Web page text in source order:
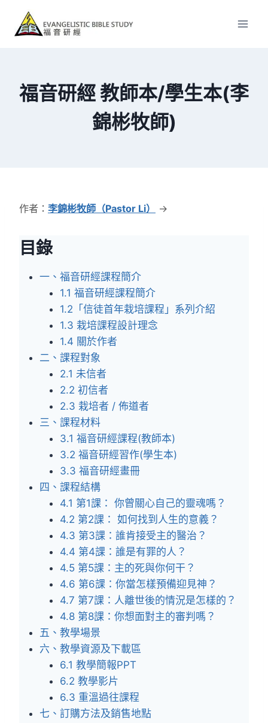
content
福音研經 教師本/學生本(李
錦彬牧師)
作者： 李錦彬牧師（Pastor Li） →
目錄
一、福音研經課程簡介
1.1 福音研經課程簡介
1.2「信徒首年栽培課程」系列介紹
1.3 栽培課程設計理念
1.4 關於作者
二、課程對象
2.1 未信者
2.2 初信者
2.3 栽培者 / 佈道者
三、課程材料
3.1 福音研經課程(教師本)
3.2 福音研經習作(學生本)
3.3 福音研經畫冊
四、課程結構
4.1 第1課： 你曾關心自己的靈魂嗎？
4.2 第2課： 如何找到人生的意義？
4.3 第3課：誰肯接受主的醫治？
4.4 第4課：誰是有罪的人？
4.5 第5課：主的死與你何干？
4.6 第6課：你當怎樣預備迎見神？
4.7 第7課：人離世後的情況是怎樣的？
4.8 第8課：你想面對主的審判嗎？
五、教學場景
六、教學資源及下載區
6.1 教學簡報PPT
6.2 教學影片
6.3 重溫過往課程
七、訂購方法及銷售地點